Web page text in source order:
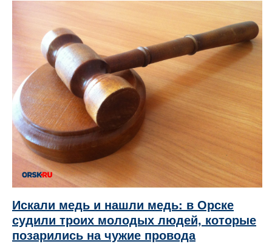
Искали медь и нашли медь: в Орске
судили троих молодых людей, которые
позарились на чужие провода